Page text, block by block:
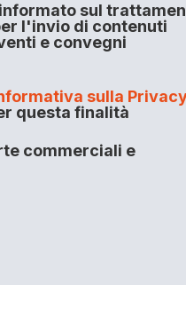
sul
l'invio di contenuti
e convegni
sulla
questa finalità
commerciali e